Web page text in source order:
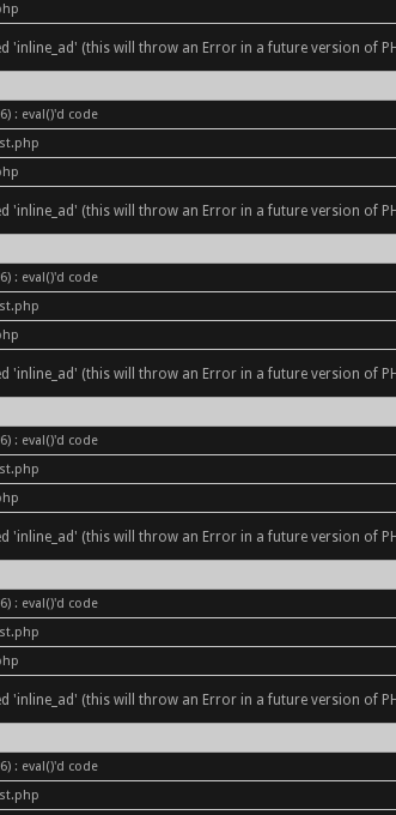
(this will throw an Error in a future version of
: eval()'d code
(this will throw an Error in a future version of
: eval()'d code
(this will throw an Error in a future version of
: eval()'d code
(this will throw an Error in a future version of
: eval()'d code
(this will throw an Error in a future version of
: eval()'d code